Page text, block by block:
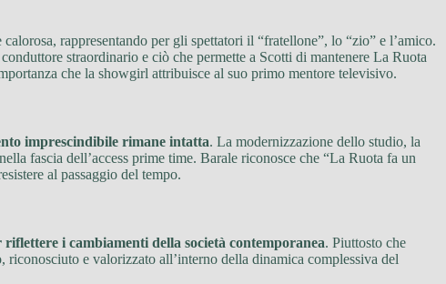
rappresentando per gli spettatori il “fratellone”, lo “zio” e l’amico.
straordinario e ciò che permette a Scotti di mantenere La Ruota
che la showgirl attribuisce al suo primo mentore televisivo.
imprescindibile rimane intatta. La modernizzazione dello studio, la
fascia dell’access prime time. Barale riconosce che “La Ruota fa un
al passaggio del tempo.
i cambiamenti della società contemporanea. Piuttosto che
e valorizzato all’interno della dinamica complessiva del